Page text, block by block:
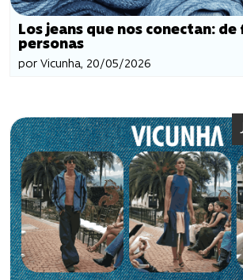
Los jeans que nos conectan: de
personas
por Vicunha, 20/05/2026